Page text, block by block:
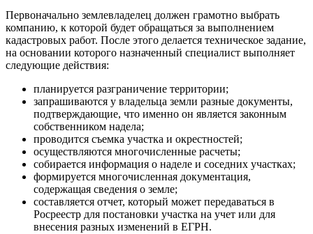
Первоначально землевладелец должен грамотно выбрать
компанию, к которой будет обращаться за выполнением
кадастровых работ. После этого делается техническое задание,
на основании которого назначенный специалист выполняет
следующие действия:
планируется разграничение территории;
запрашиваются у владельца земли разные документы,
подтверждающие, что именно он является законным
собственником надела;
проводится съемка участка и окрестностей;
осуществляются многочисленные расчеты;
собирается информация о наделе и соседних участках;
формируется многочисленная документация,
содержащая сведения о земле;
составляется отчет, который может передаваться в
Росреестр для постановки участка на учет или для
внесения разных изменений в ЕГРН.